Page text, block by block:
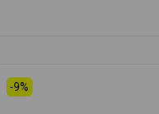
-9%